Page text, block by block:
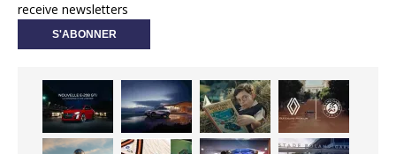
receive newsletters